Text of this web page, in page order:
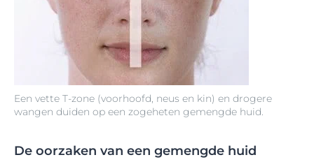
Een vette T-zone (voorhoofd, neus en kin) en drogere
wangen duiden op een zogeheten gemengde huid.
De oorzaken van een gemengde huid